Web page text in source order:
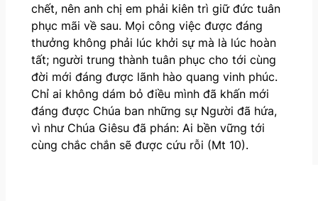
chết, nên anh chị em phải kiên trì giữ đức tuân
phục mãi về sau. Mọi công việc được đáng
thưởng không phải lúc khởi sự mà là lúc hoàn
tất; người trung thành tuân phục cho tới cùng
đời mới đáng được lãnh hào quang vinh phúc.
Chỉ ai không dám bỏ điều mình đã khấn mới
đáng được Chúa ban những sự Người đã hứa,
vì như Chúa Giêsu đã phán: Ai bền vững tới
cùng chắc chắn sẽ được cứu rỗi (Mt 10).